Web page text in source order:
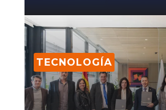
TECNOLOGÍA